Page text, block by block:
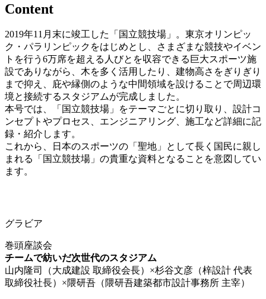
Content
2019年11月末に竣工した「国立競技場」。東京オリンピッ
ク・パラリンピックをはじめとし、さまざまな競技やイベン
トを行う6万席を超える人びとを収容できる巨大スポーツ施
設でありながら、木を多く活用したり、建物高さをぎりぎり
まで抑え、庇や縁側のような中間領域を設けることで周辺環
境と接続するスタジアムが完成しました。
本号では、「国立競技場」をテーマごとに切り取り、設計コ
ンセプトやプロセス、エンジニアリング、施工など詳細に記
録・紹介します。
これから、日本のスポーツの「聖地」として長く国民に親し
まれる「国立競技場」の貴重な資料となることを意図してい
ます。
グラビア
巻頭座談会
チームで紡いだ次世代のスタジアム
山内隆司（大成建設 取締役会長）×杉谷文彦（梓設計 代表
取締役社長）×隈研吾（隈研吾建築都市設計事務所 主宰）